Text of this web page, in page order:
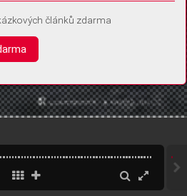
článků zdarma